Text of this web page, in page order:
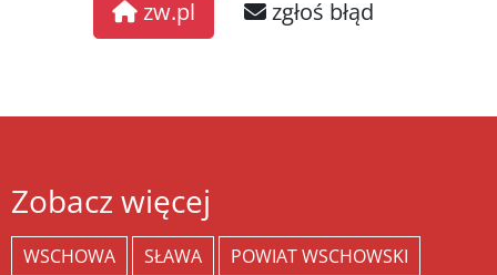
zw.pl zgłoś błąd
Zobacz więcej
WSCHOWA SŁAWA
POWIAT WSCHOWSKI